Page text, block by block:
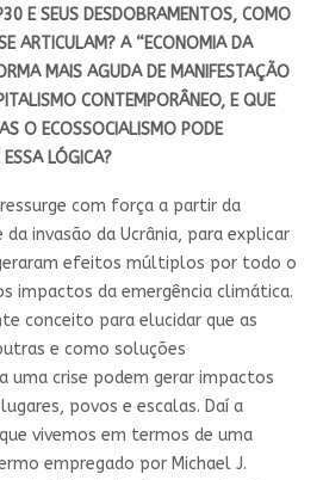
E SEUS DESDOBRAMENTOS, COMO
ARTICULAM? A “ECONOMIA DA
MAIS AGUDA DE MANIFESTAÇÃO
CONTEMPORÂNEO, E QUE
O ECOSSOCIALISMO PODE
ESSA LÓGICA?
com força a partir da
invasão da Ucrânia, para explicar
efeitos múltiplos por todo o
impactos da emergência climática.
conceito para elucidar que as
e como soluções
uma crise podem gerar impactos
povos e escalas. Daí a
vivemos em termos de uma
empregado por Michael J.